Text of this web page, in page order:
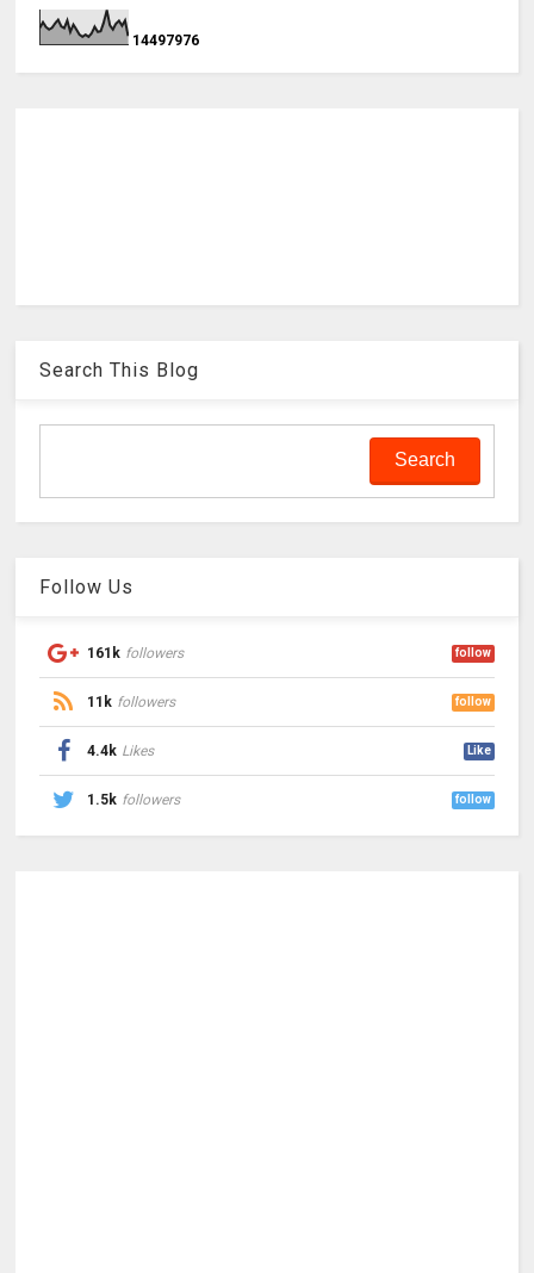
14497976
Search This Blog
Follow Us
161k followers follow
11k followers follow
4.4k Likes Like
1.5k followers follow